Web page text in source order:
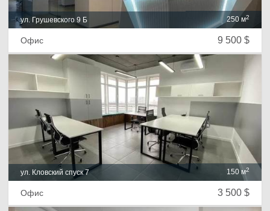
ул. Грушевского 9 Б 250 м2
9 500 $
Офис
ул. Кловский спуск 7 150 м2
3 500 $
Офис